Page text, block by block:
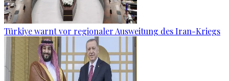
Türkiye warnt vor regionaler Ausweitung des Iran-Kriegs